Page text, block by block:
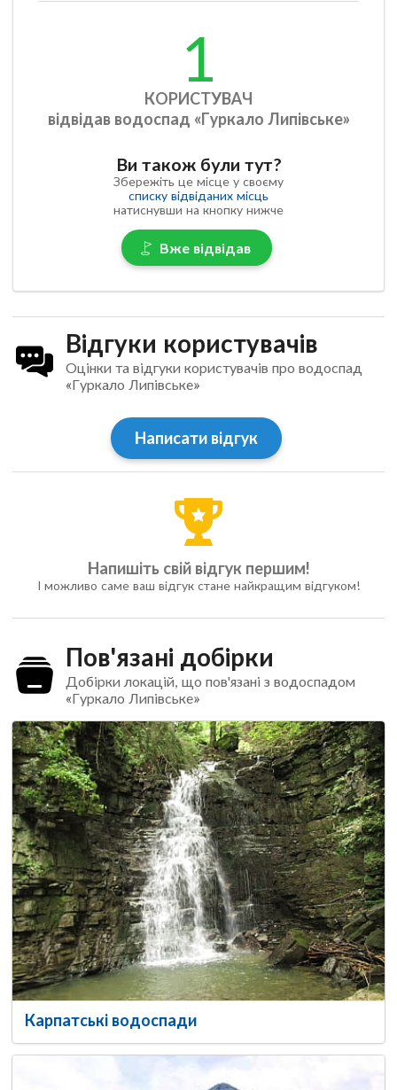
1
КОРИСТУВАЧ
відвідав водоспад «Гуркало Липівське»
Ви також були тут?
Збережіть це місце у своєму
списку відвіданих місць
натиснувши на кнопку нижче
Вже відвідав
Відгуки користувачів
Оцінки та відгуки користувачів про водоспад
«Гуркало Липівське»
Написати відгук
Напишіть свій відгук першим!
І можливо саме ваш відгук стане найкращим відгуком!
Пов'язані добірки
Добірки локацій, що пов'язані з водоспадом
«Гуркало Липівське»
Карпатські водоспади